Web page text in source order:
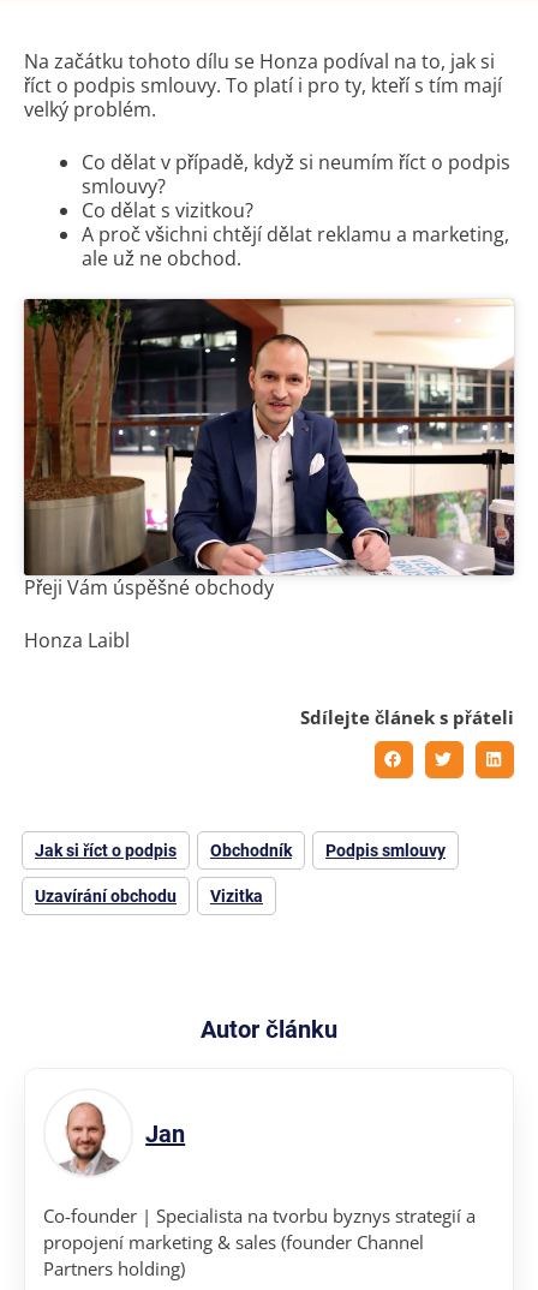
Na začátku tohoto dílu se Honza podíval na to, jak si
říct o podpis smlouvy. To platí i pro ty, kteří s tím mají
velký problém.
Co dělat v případě, když si neumím říct o podpis
smlouvy?
Co dělat s vizitkou?
A proč všichni chtějí dělat reklamu a marketing,
ale už ne obchod.
Přeji Vám úspěšné obchody
Honza Laibl
Jak si říct o podpis Obchodník Podpis smlouvy
Uzavírání obchodu Vizitka
Sdílejte článek s přáteli
Autor článku
Jan
Co-founder | Specialista na tvorbu byznys strategií a
propojení marketing & sales (founder Channel
Partners holding)